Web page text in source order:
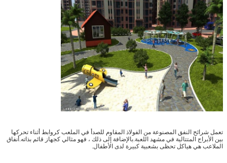
تعمل شرائح النفق المصنوعة من الفولاذ المقاوم للصدأ في الملعب كروابط أثناء تحركها
بين الأبراج المتتالية في مشهد اللعبة.بالإضافة إلى ذلك ، فهو مثالي كجهاز قائم بذاته.أنفاق
الملاعب هي هياكل تحظى بشعبية كبيرة لدى الأطفال.